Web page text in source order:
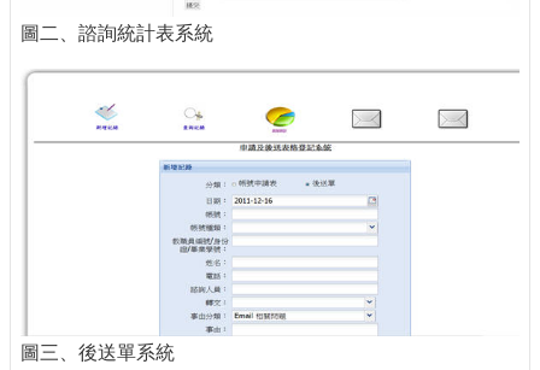
圖二、諮詢統計表系統
圖三、後送單系統